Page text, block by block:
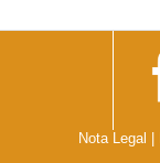
Nota Legal